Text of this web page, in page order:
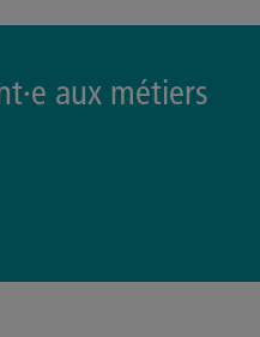
aux métiers